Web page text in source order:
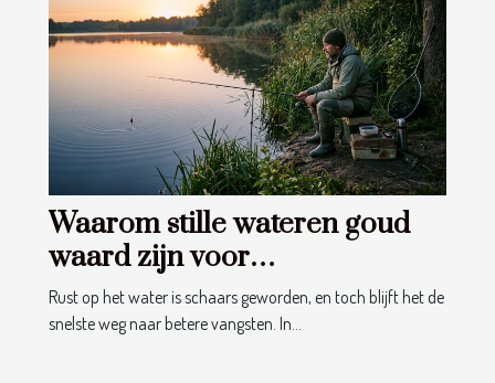
Waarom stille wateren goud
waard zijn voor
hengelsporters
Rust op het water is schaars geworden, en toch blijft het de
snelste weg naar betere vangsten. In...